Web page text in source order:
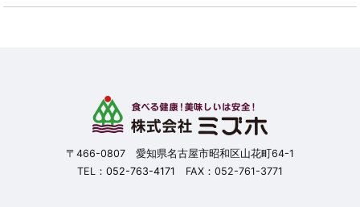
〒466-0807 愛知県名古屋市昭和区山花町64-1
TEL： 052-763-4171 FAX：052-761-3771